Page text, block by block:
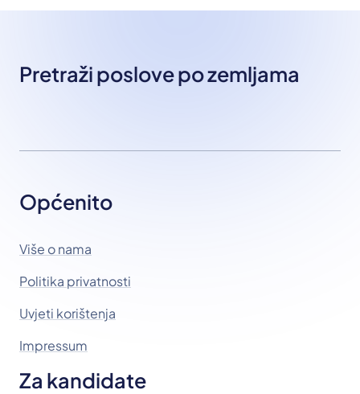
Pretraži poslove po zemljama
Općenito
Više o nama
Politika privatnosti
Uvjeti korištenja
Impressum
Za kandidate